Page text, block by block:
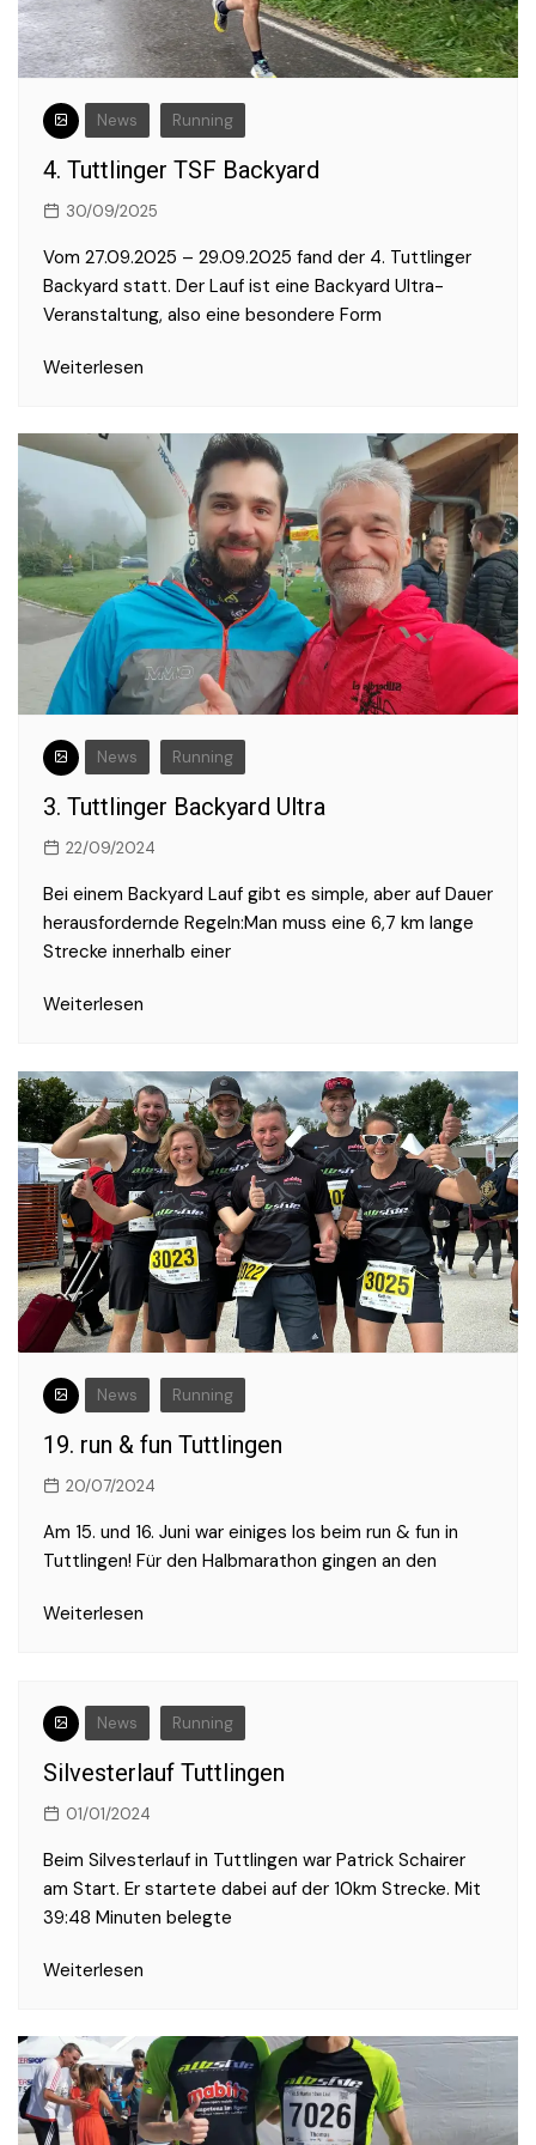
News Running
4. Tuttlinger TSF Backyard
30/09/2025
Vom 27.09.2025 – 29.09.2025 fand der 4. Tuttlinger
Backyard statt. Der Lauf ist eine Backyard Ultra-
Veranstaltung, also eine besondere Form
Weiterlesen
News Running
3. Tuttlinger Backyard Ultra
22/09/2024
Bei einem Backyard Lauf gibt es simple, aber auf Dauer
herausfordernde Regeln:Man muss eine 6,7 km lange
Strecke innerhalb einer
Weiterlesen
News Running
19. run & fun Tuttlingen
20/07/2024
Am 15. und 16. Juni war einiges los beim run & fun in
Tuttlingen! Für den Halbmarathon gingen an den
Weiterlesen
News Running
Silvesterlauf Tuttlingen
01/01/2024
Beim Silvesterlauf in Tuttlingen war Patrick Schairer
am Start. Er startete dabei auf der 10km Strecke. Mit
39:48 Minuten belegte
Weiterlesen